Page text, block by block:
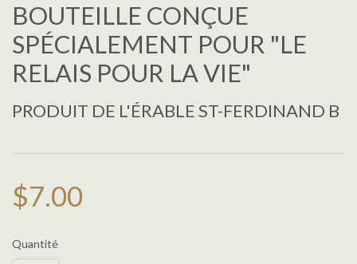
BOUTEILLE CONÇUE
SPÉCIALEMENT POUR "LE
RELAIS POUR LA VIE"
PRODUIT DE L'ÉRABLE ST-FERDINAND B
$7.00
Quantité